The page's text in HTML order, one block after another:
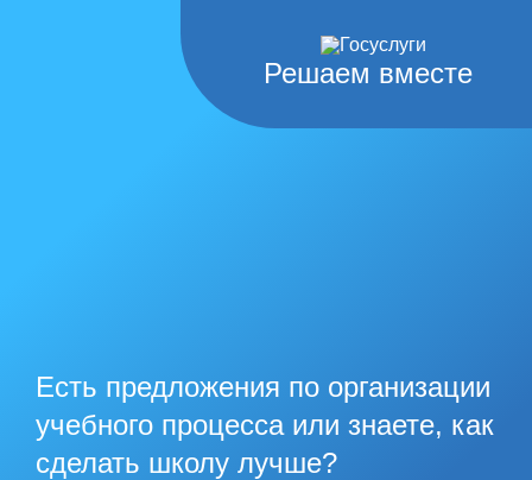
Решаем вместе
Есть предложения по организации
учебного процесса или знаете, как
сделать школу лучше?